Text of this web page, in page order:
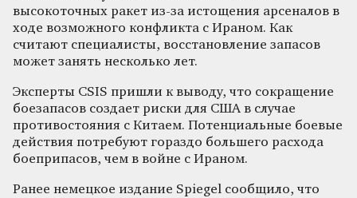
высокоточных ракет из-за истощения арсеналов в
ходе возможного конфликта с Ираном. Как
считают специалисты, восстановление запасов
может занять несколько лет.
Эксперты CSIS пришли к выводу, что сокращение
боезапасов создает риски для США в случае
противостояния с Китаем. Потенциальные боевые
действия потребуют гораздо большего расхода
боеприпасов, чем в войне с Ираном.
Ранее немецкое издание Spiegel сообщило, что